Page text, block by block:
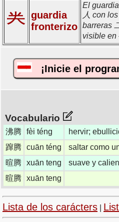
龹 guardia
fronterizo
El
人 con
barreras
visible en
¡Inicie el
Vocabulario
沸腾 fèi téng
hervir;
蹿腾 cuān téng
saltar como
暄腾 xuān teng
suave y
暄腾 xuān teng
Lista de los carácters